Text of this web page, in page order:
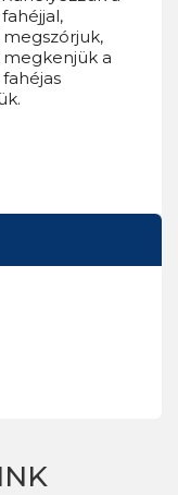
megkenjük a